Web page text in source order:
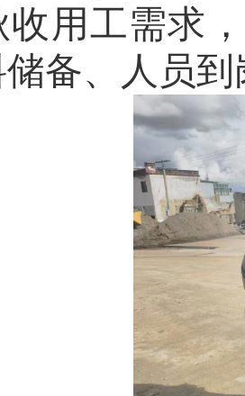
收用工需求
备、人员